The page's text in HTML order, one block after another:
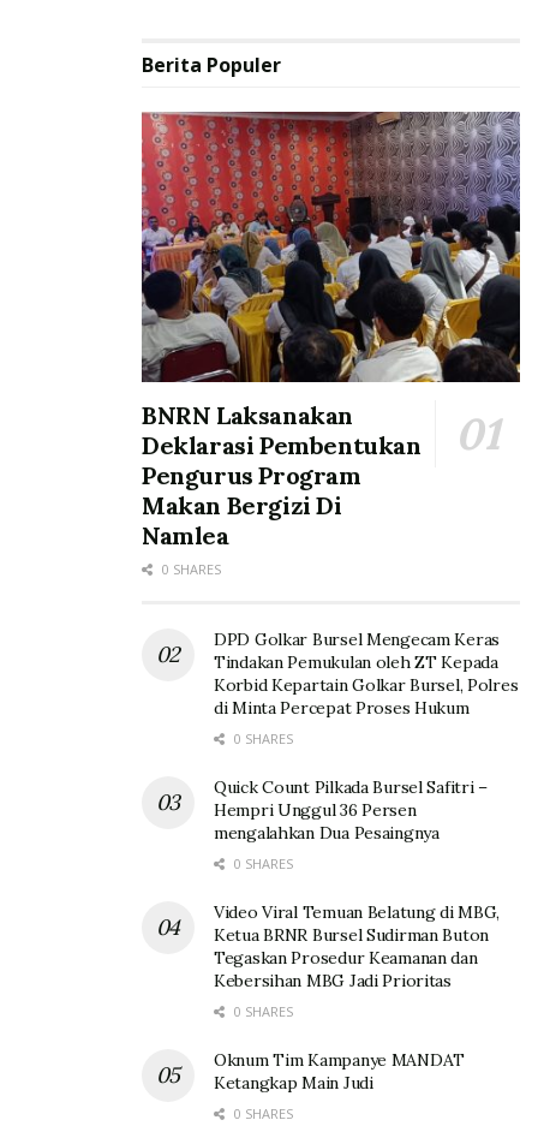
Berita Populer
BNRN Laksanakan
Deklarasi Pembentukan
Pengurus Program
Makan Bergizi Di
Namlea
0 SHARES
DPD Golkar Bursel Mengecam Keras
Tindakan Pemukulan oleh ZT Kepada
Korbid Kepartain Golkar Bursel, Polres
di Minta Percepat Proses Hukum
0 SHARES
Quick Count Pilkada Bursel Safitri –
Hempri Unggul 36 Persen
mengalahkan Dua Pesaingnya
0 SHARES
Video Viral Temuan Belatung di MBG,
Ketua BRNR Bursel Sudirman Buton
Tegaskan Prosedur Keamanan dan
Kebersihan MBG Jadi Prioritas
0 SHARES
Oknum Tim Kampanye MANDAT
Ketangkap Main Judi
0 SHARES